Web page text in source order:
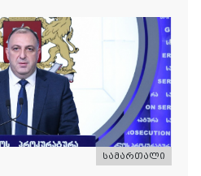
სამართალი